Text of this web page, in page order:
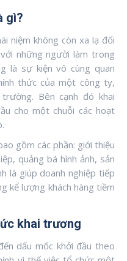
gì?
niệm không còn xa lạ đối
những người làm trong
là sự kiện vô cùng quan
thức của một công ty,
Bên cạnh đó khai
cho một chuỗi các hoạt
gồm các phần: giới thiệu
quảng bá hình ảnh, sản
là giúp doanh nghiệp tiếp
kể lượng khách hàng tiềm
khai trương
dấu mốc khởi đầu theo